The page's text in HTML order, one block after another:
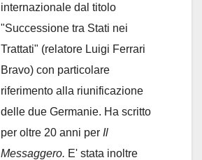
internazionale dal titolo
"Successione tra Stati nei
Trattati" (relatore Luigi Ferrari
Bravo) con particolare
riferimento alla riunificazione
delle due Germanie. Ha scritto
per oltre 20 anni per Il
Messaggero. E' stata inoltre